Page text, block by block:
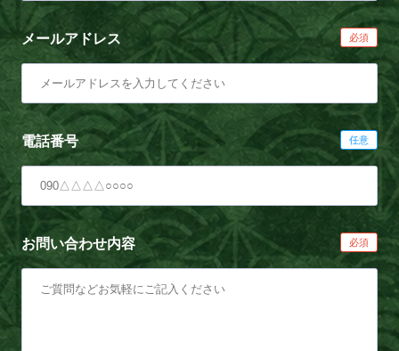
メールアドレス
電話番号
お問い合わせ内容